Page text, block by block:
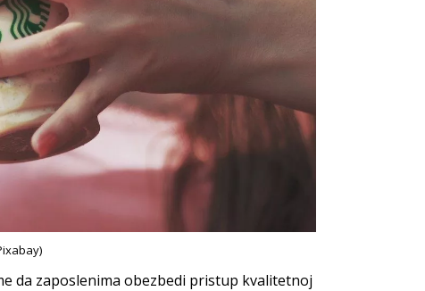
da zaposlenima obezbedi pristup kvalitetnoj